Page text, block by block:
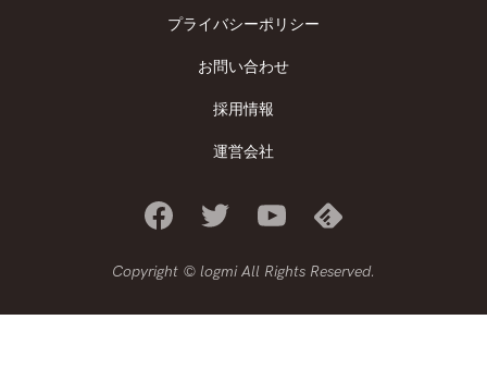
プライバシーポリシー
お問い合わせ
採用情報
運営会社
Copyright © logmi All Rights Reserved.